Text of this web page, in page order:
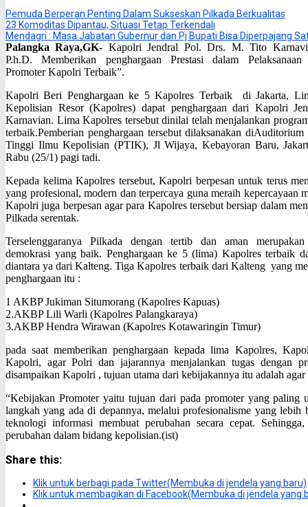
Pemuda Berperan Penting Dalam Sukseskan Pilkada Berkualitas
23 Komoditas Dipantau, Situasi Tetap Terkendali
Mendagri : Masa Jabatan Gubernur dan Pj Bupati Bisa Diperpajang
Palangka Raya,GK- Kapolri Jendral Pol. Drs. M. Tito
P.h.D. Memberikan penghargaan Prestasi dalam Pelaksanaan
Promoter Kapolri Terbaik”.
Kapolri Beri Penghargaan ke 5 Kapolres Terbaik di Jakarta,
Kepolisian Resor (Kapolres) dapat penghargaan dari Kapolri
Karnavian. Lima Kapolres tersebut dinilai telah menjalankan
terbaik.Pemberian penghargaan tersebut dilaksanakan diAuditorium
Tinggi Ilmu Kepolisian (PTIK), Jl Wijaya, Kebayoran Baru,
Rabu (25/1) pagi tadi.
Kepada kelima Kapolres tersebut, Kapolri berpesan untuk terus
yang profesional, modern dan terpercaya guna meraih kepercayaan
Kapolri juga berpesan agar para Kapolres tersebut bersiap dalam
Pilkada serentak.
Terselenggaranya Pilkada dengan tertib dan aman
demokrasi yang baik. Penghargaan ke 5 (lima) Kapolres terbaik
diantara ya dari Kalteng. Tiga Kapolres terbaik dari Kalteng yang
penghargaan itu :
1 AKBP Jukiman Situmorang (Kapolres Kapuas)
2.AKBP Lili Warli (Kapolres Palangkaraya)
3.AKBP Hendra Wirawan (Kapolres Kotawaringin Timur)
pada saat memberikan penghargaan kepada lima Kapolres,
Kapolri, agar Polri dan jajarannya menjalankan tugas dengan
disampaikan Kapolri , tujuan utama dari kebijakannya itu adalah
“Kebijakan Promoter yaitu tujuan dari pada promoter yang paling
langkah yang ada di depannya, melalui profesionalisme yang
teknologi informasi membuat perubahan secara cepat.
perubahan dalam bidang kepolisian.(ist)
Share this:
Klik untuk berbagi pada Twitter(Membuka di jendela yang baru)
Klik untuk membagikan di Facebook(Membuka di jendela yang